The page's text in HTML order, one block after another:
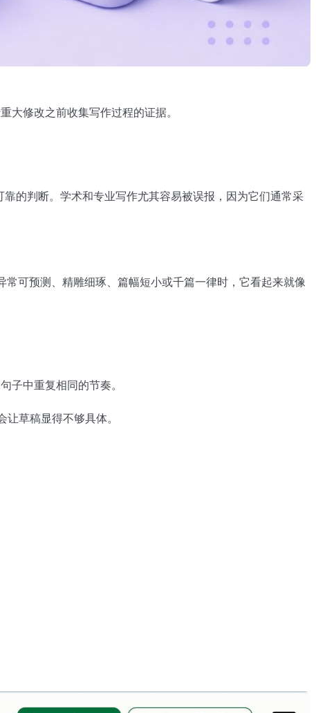
大修改之前收集写作过程的证据。
的判断。学术和专业写作尤其容易被误报，因为它们通常采
可预测、精雕细琢、篇幅短小或千篇一律时，它看起来就像
子中重复相同的节奏。
草稿显得不够具体。